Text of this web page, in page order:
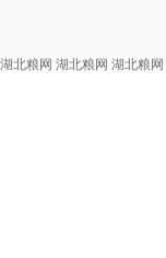
湖北粮网 湖北粮网 湖北粮网